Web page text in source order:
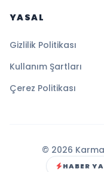
YASAL
Gizlilik Politikası
Kullanım Şartları
Çerez Politikası
© 2026
HABER